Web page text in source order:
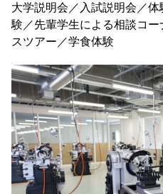
大学説明会／入試説明会／
験／先輩学生による相談コ
スツアー／学食体験